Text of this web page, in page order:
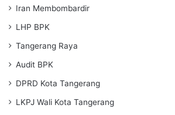
Iran Membombardir
LHP BPK
Tangerang Raya
Audit BPK
DPRD Kota Tangerang
LKPJ Wali Kota Tangerang